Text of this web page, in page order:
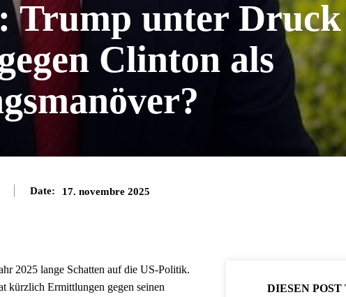
Trump unter
Clinton als
Date: 17. novembre 2025
2025 lange Schatten auf die US-Politik.
kürzlich Ermittlungen gegen seinen
DIESEN